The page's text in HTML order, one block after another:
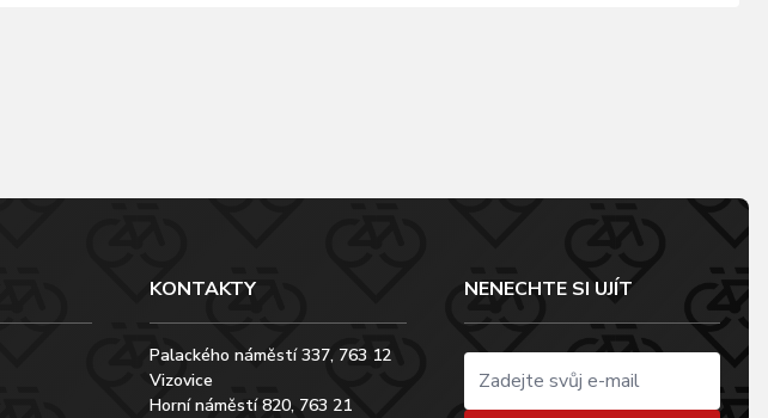
KONTAKTY
Palackého náměstí 337, 763 12
Vizovice
Horní náměstí 820, 763 21
NENECHTE SI UJÍT